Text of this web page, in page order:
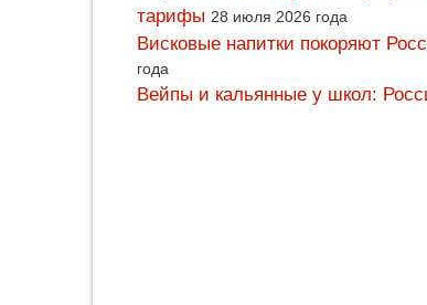
тарифы 28 июля 2026 года
Висковые напитки покоряют
года
Вейпы и кальянные у школ: